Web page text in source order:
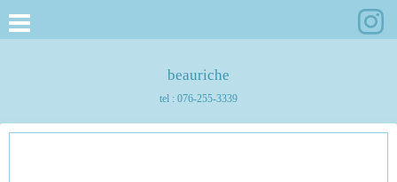
beauriche
tel : 076-255-3339